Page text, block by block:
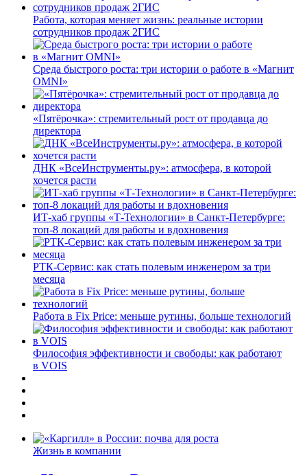
Работа, которая меняет жизнь: реальные истории
сотрудников продаж 2ГИС
Среда быстрого роста: три истории о работе в «Магнит
OMNI»
«Пятёрочка»: стремительный рост от продавца до
директора
ДНК «ВсеИнструменты.ру»: атмосфера, в которой
хочется расти
ИТ-хаб группы «Т-Технологии» в Санкт-Петербурге:
топ-8 локаций для работы и вдохновения
РТК-Сервис: как стать полевым инженером за три
месяца
Работа в Fix Price: меньше рутины, больше технологий
Философия эффективности и свободы: как работают
в VOIS
Жизнь в компании